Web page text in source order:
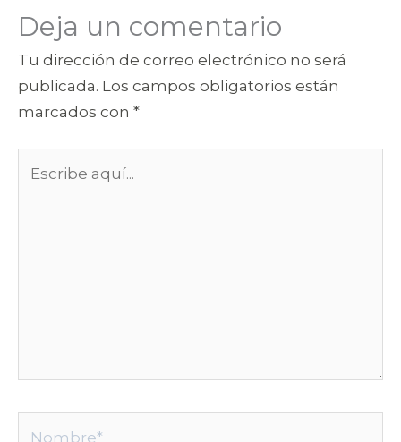
Deja un comentario
Tu dirección de correo electrónico no será
publicada. Los campos obligatorios están
marcados con *